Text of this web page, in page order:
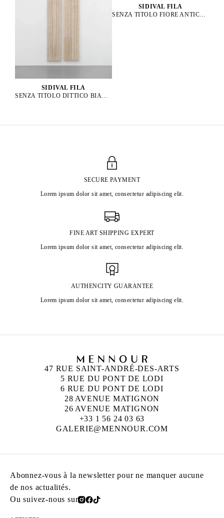
SIDIVAL FILA
SENZA TITOLO DITTICO BIANCO, 2019
SIDIVAL FILA
SENZA TITOLO FIORE ANTICO 61, 58, 62, 57, 56, 63, 59, 60, 2023
SECURE PAYMENT
Lorem ipsum dolor sit amet, consectetur adipiscing elit.
FINE ART SHIPPING EXPERT
Lorem ipsum dolor sit amet, consectetur adipiscing elit.
AUTHENCITY GUARANTEE
Lorem ipsum dolor sit amet, consectetur adipiscing elit.
47 RUE SAINT-ANDRÉ-DES-ARTS
5 RUE DU PONT DE LODI
6 RUE DU PONT DE LODI
28 AVENUE MATIGNON
26 AVENUE MATIGNON
+33 1 56 24 03 63
GALERIE@MENNOUR.COM
Abonnez-vous à la newsletter pour ne manquer aucune
de nos actualités.
Ou suivez-nous sur